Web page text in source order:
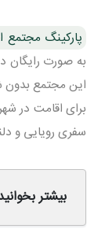
پارکینگ مجتمع
به صورت رایگان
این مجتمع بدون
برای اقامت در
سفری رویایی و
بیشتر